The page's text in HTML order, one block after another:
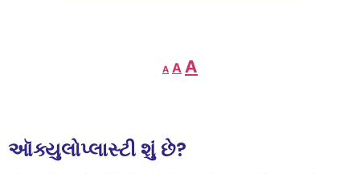
A A A
ઑક્યુલોપ્લાસ્ટી શું છે?